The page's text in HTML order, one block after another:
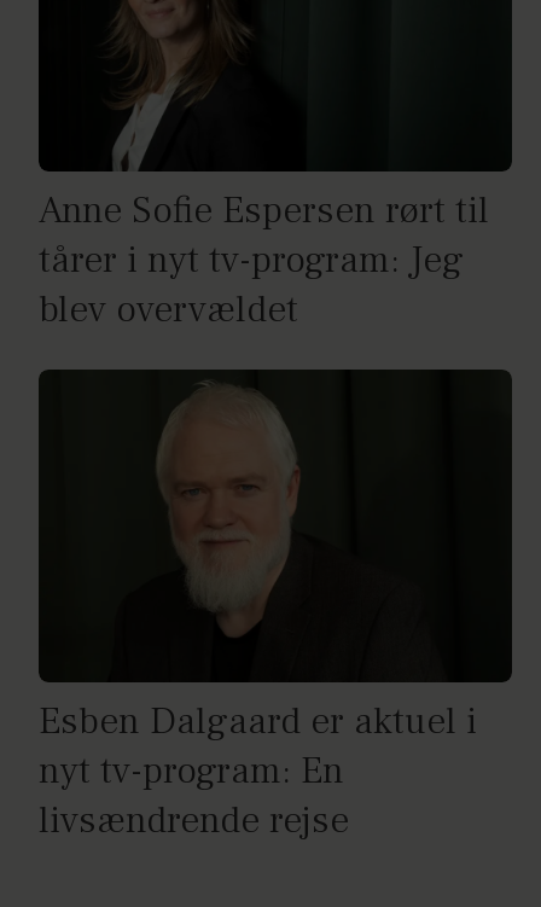
Anne Sofie Espersen rørt til
tårer i nyt tv-program: Jeg
blev overvældet
Esben Dalgaard er aktuel i
nyt tv-program: En
livsændrende rejse